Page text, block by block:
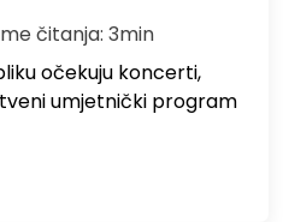
čitanja: 3min
očekuju koncerti,
umjetnički program